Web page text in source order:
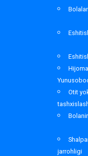
Otit
jarrohligi